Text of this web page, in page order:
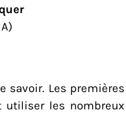
savoir. Les premières
les nombreux